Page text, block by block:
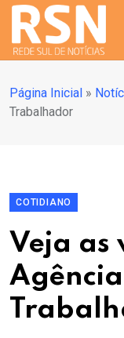
Página Inicial »
Trabalhador
COTIDIANO
Veja as